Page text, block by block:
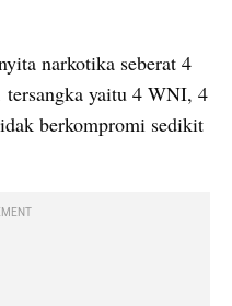
narkotika seberat 4
tersangka yaitu 4 WNI, 4
berkompromi sedikit